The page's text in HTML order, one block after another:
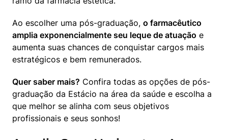
Ao escolher uma pós-graduação, o farmacêutico
amplia exponencialmente seu leque de atuação e
aumenta suas chances de conquistar cargos mais
estratégicos e bem remunerados.
Quer saber mais? Confira todas as opções de pós-
graduação da Estácio na área da saúde e escolha a
que melhor se alinha com seus objetivos
profissionais e seus sonhos!